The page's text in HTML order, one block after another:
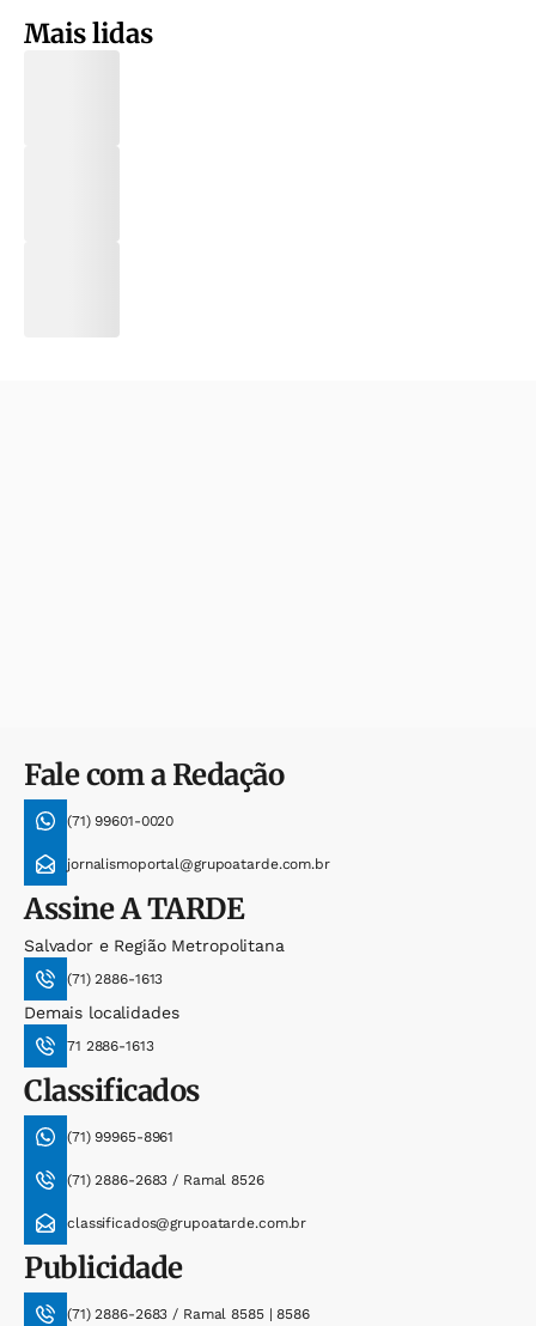
Mais lidas
Fale com a Redação
(71) 99601-0020
jornalismoportal@grupoatarde.com.br
AssineA TARDE
Salvador e Região Metropolitana
(71) 2886-1613
Demais localidades
71 2886-1613
Classificados
(71) 99965-8961
(71) 2886-2683 / Ramal 8526
classificados@grupoatarde.com.br
Publicidade
(71) 2886-2683 / Ramal 8585 | 8586